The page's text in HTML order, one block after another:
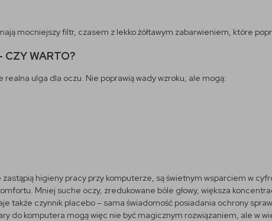
mocniejszy filtr, czasem z lekko żółtawym zabarwieniem, które
CZY WARTO?
ulga dla oczu. Nie poprawią wady wzroku, ale mogą:
zastąpią higieny pracy przy komputerze, są świetnym wsparciem w
Mniej suche oczy, zredukowane bóle głowy, większa
także czynnik placebo – sama świadomość posiadania ochrony
do komputera mogą więc nie być magicznym rozwiązaniem, ale w